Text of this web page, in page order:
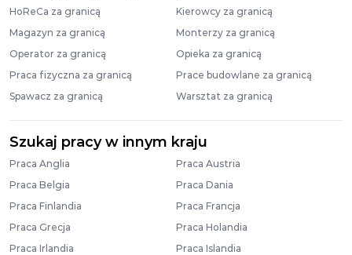
HoReCa za granicą
Kierowcy za granicą
Magazyn za granicą
Monterzy za granicą
Operator za granicą
Opieka za granicą
Praca fizyczna za granicą
Prace budowlane za granicą
Spawacz za granicą
Warsztat za granicą
Szukaj pracy w innym kraju
Praca Anglia
Praca Austria
Praca Belgia
Praca Dania
Praca Finlandia
Praca Francja
Praca Grecja
Praca Holandia
Praca Irlandia
Praca Islandia